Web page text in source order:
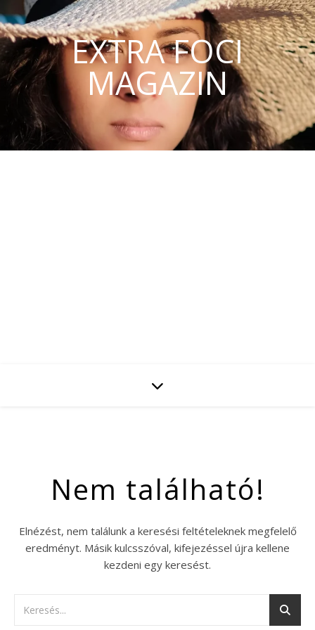
EXTRA FOCI
MAGAZIN
Nem található!
Elnézést, nem találunk a keresési feltételeknek megfelelő
eredményt. Másik kulcsszóval, kifejezéssel újra kellene
kezdeni egy keresést.